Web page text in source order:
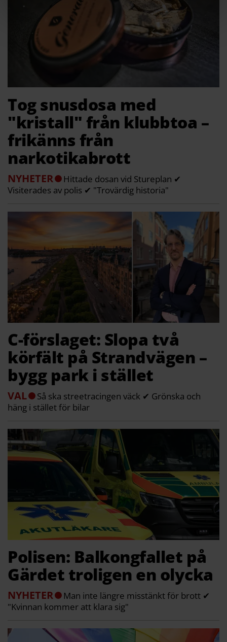
Tog snusdosa med
"kristall" från klubbtoa –
frikänns från
narkotikabrott
NYHETER
Hittade dosan vid Stureplan ✔
Visiterades av polis ✔ "Trovärdig historia"
C-förslaget: Slopa två
körfält på Strandvägen –
bygg park i stället
VAL
Så ska streetracingen väck ✔ Grönska och
häng i stället för bilar
Polisen: Balkongfallet på
Gärdet troligen en olycka
NYHETER
Man inte längre misstänkt för brott ✔
"Kvinnan kommer att klara sig"